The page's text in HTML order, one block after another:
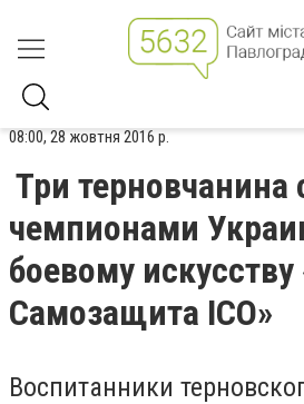
08:00, 28 жовтня 2016 р.
Три терновчанина
чемпионами
боевому
Самозащита ICO»
Воспитанники